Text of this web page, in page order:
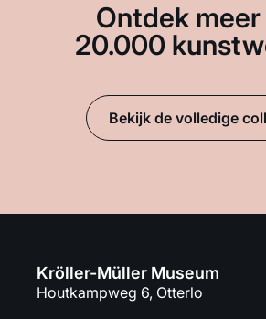
Ontdek meer
20.000
Bekijk de volledige
Kröller-Müller Museum
Houtkampweg 6, Otterlo